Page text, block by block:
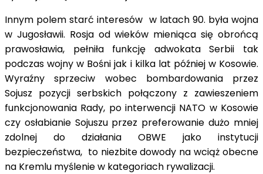
Innym polem starć interesów w latach 90. była wojna
w Jugosławii. Rosja od wieków mieniąca się obrońcą
prawosławia, pełniła funkcję adwokata Serbii tak
podczas wojny w Bośni jak i kilka lat później w Kosowie.
Wyraźny sprzeciw wobec bombardowania przez
Sojusz pozycji serbskich połączony z zawieszeniem
funkcjonowania Rady, po interwencji NATO w Kosowie
czy osłabianie Sojuszu przez preferowanie dużo mniej
zdolnej do działania OBWE jako instytucji
bezpieczeństwa, to niezbite dowody na wciąż obecne
na Kremlu myślenie w kategoriach rywalizacji.